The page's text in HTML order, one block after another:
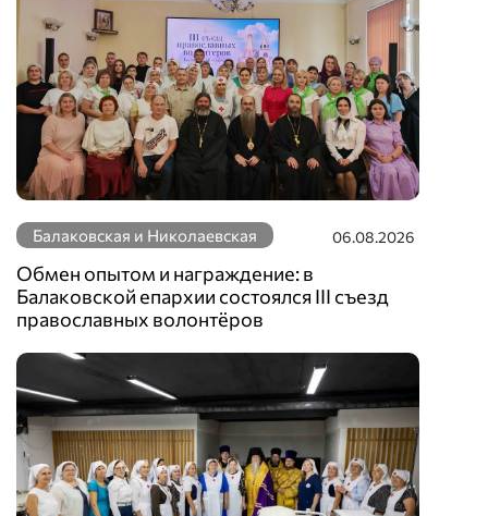
Балаковская и Николаевская 06.08.2026
Обмен опытом и награждение: в
Балаковской епархии состоялся III съезд
православных волонтёров